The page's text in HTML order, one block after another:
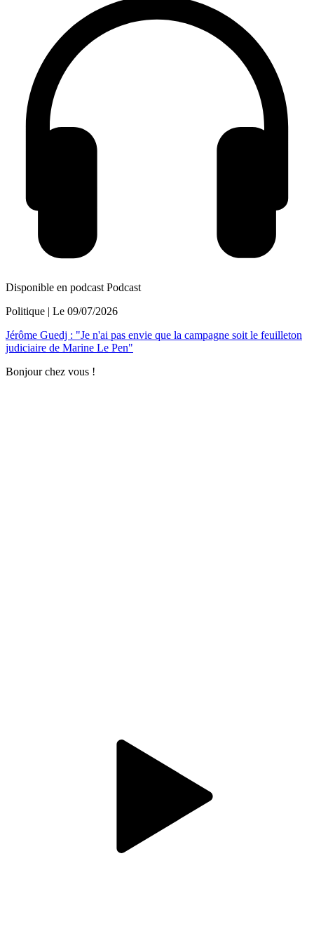
Disponible en podcast Podcast
Politique | Le 09/07/2026
Jérôme Guedj : "Je n'ai pas envie que la campagne soit le feuilleton
judiciaire de Marine Le Pen"
Bonjour chez vous !